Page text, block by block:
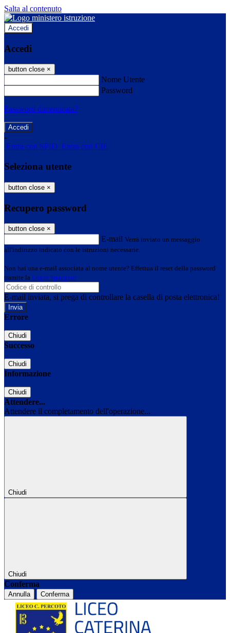
Salta al contenuto
Accedi
Accedi
button close ×
Nome Utente
Password
Password dimenticata?
-
Entra con SPID Entra con CIE
Seleziona utente
button close ×
Recupero password
button close ×
E-mail Verrà inviato un messaggio
all'indirizzo indicato con le istruzioni necessarie.
Non hai una e-mail associata al nome utente? Effettua il reset della password
tramite la Login Spaggiari
E-mail inviata, si prega di controllare la casella di posta elettronica!
Errore
Chiudi
Successo
Chiudi
Informazione
Chiudi
Attendere...
Attendere il completamento dell'operazione...
Chiudi
Chiudi
Conferma
Annulla Conferma